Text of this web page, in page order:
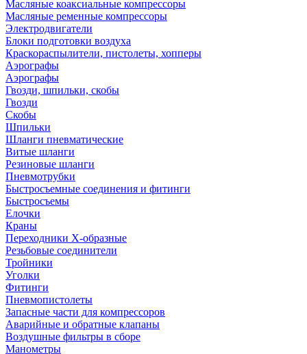
Масляные коаксиальные компрессоры
Масляные ременные компрессоры
Электродвигатели
Блоки подготовки воздуха
Краскораспылители, пистолеты, хопперы
Аэрографы
Аэрографы
Гвозди, шпильки, скобы
Гвозди
Скобы
Шпильки
Шланги пневматические
Витые шланги
Резиновые шланги
Пневмотрубки
Быстросъемные соединения и фитинги
Быстросъемы
Елочки
Краны
Переходники Х-образные
Резьбовые соединители
Тройники
Уголки
Фитинги
Пневмопистолеты
Запасные части для компрессоров
Аварийные и обратные клапаны
Воздушные фильтры в сборе
Манометры